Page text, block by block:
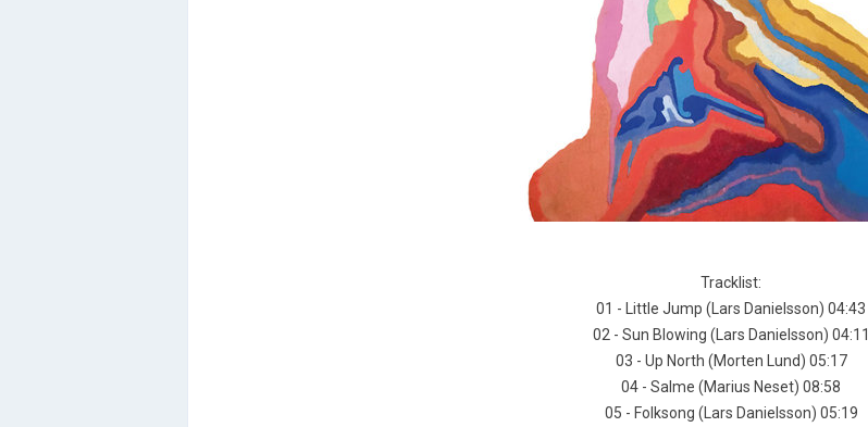
Tracklist:
01 - Little Jump (Lars Danielsson) 04:43
02 - Sun Blowing (Lars Danielsson) 04:11
03 - Up North (Morten Lund) 05:17
04 - Salme (Marius Neset) 08:58
05 - Folksong (Lars Danielsson) 05:19